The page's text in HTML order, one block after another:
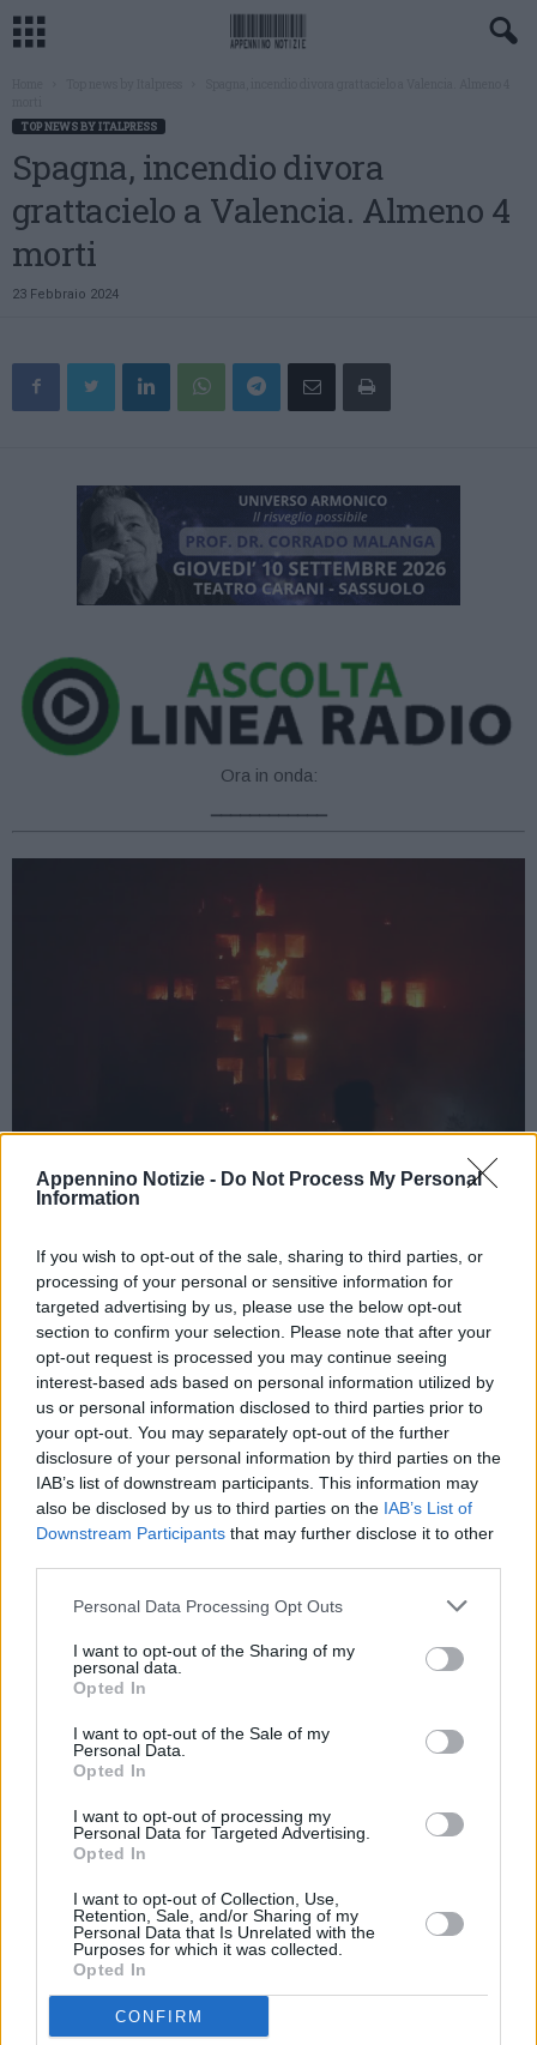
Appennino Notizie - Do Not Process My Personal
Information
If you wish to opt-out of the sale, sharing to third parties, or
processing of your personal or sensitive information for
targeted advertising by us, please use the below opt-out
section to confirm your selection. Please note that after your
opt-out request is processed you may continue seeing
interest-based ads based on personal information utilized by
us or personal information disclosed to third parties prior to
your opt-out. You may separately opt-out of the further
disclosure of your personal information by third parties on the
IAB’s list of downstream participants. This information may
also be disclosed by us to third parties on the IAB’s List of
Downstream Participants that may further disclose it to other
Personal Data Processing Opt Outs
I want to opt-out of the Sharing of my
personal data.
Opted In
I want to opt-out of the Sale of my
Personal Data.
Opted In
I want to opt-out of processing my
Personal Data for Targeted Advertising.
Opted In
I want to opt-out of Collection, Use,
Retention, Sale, and/or Sharing of my
Personal Data that Is Unrelated with the
Purposes for which it was collected.
Opted In
CONFIRM
TOP NEWS BY ITALPRESS
Spagna, incendio divora
grattacielo a Valencia. Almeno 4
morti
23 Febbraio 2024
Ora in onda:
accertate, almeno venti le persone disperse e numerosi feriti, tra
cui molti vigili del fuoco, due donne e un bambino. Questo il
bilancio provvisorio di un vasto incendio che ha distrutto un
grattacielo di 14 piani nel quartiere Campanar di Valencia. Le
fiamme si sono sviluppate nel pomeriggio di ieri all’ottavo del
palazzo piano per motivi in corso di accertamento e a causa del
forte vento si sono rapidamente propagate anche alla torre
vicina. Nello stabile vivono circa 350 persone in 140
appartamenti. I quattro corpi carbonizzati sono stati localizzati
dai droni dei vigili del fuoco, che a causa delle altissime
temperature e del rischio di crolli non possono ancora entrare
nell’edificio. Altre 14 persone sono rimaste ferite, per fratture,
un padre con la figlia rimasti per due ore su un balcone, sono
rimasti a lungo intrappolati nei piani superiori dell’edificio e sono
stati portati in salvo dai pompieri. Secondo una prima
ricostruzione dei vigili del fuoco, il materiale isolante sugli edifici
peraltro senza che si siano attivati i sistemi antincendio. La
dinamica del disastro è molto simile a quella dell’incendio del
Milano. Messaggi di vicinanza alle vittime sono arrivati da tutti i
vertici istituzionali dal Paese.(ITALPRESS).
Foto: Ipa Agency